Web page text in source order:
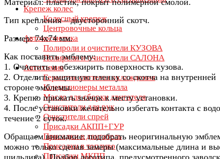
Крепеж колес
Колесный крепеж
Центровочные кольца
Автокосметика
Полироли и очистители КУЗОВА
Полироли и очистители САЛОНА
Автохимия
Герметик системы охлаждения
Кондиционеры металла
Масло для сборки двигателя
Очистители для рук
Очистители спрей
Присадки АКПП+ГУР
Присадки в двигатель
Присадки в топливо
Присадки МКПП
Тип крепления – двусторонний скотч.
Размер: 74х74 мм.
Как поставить эмблему:
1. Очистить и обезжирить поверхность кузова.
2. Отделить защитную пленку со скотча на внутренней
стороне эмблемы.
3. Крепко прижать значок к месту установки.
4. После установки желательно избегать контакта с
течение 2 суток.
Обращаем внимание: подобрать неоригинальную
можно только сделав замеры (максимальные длина и
шильдика). Подбор логотипа, предусмотренного